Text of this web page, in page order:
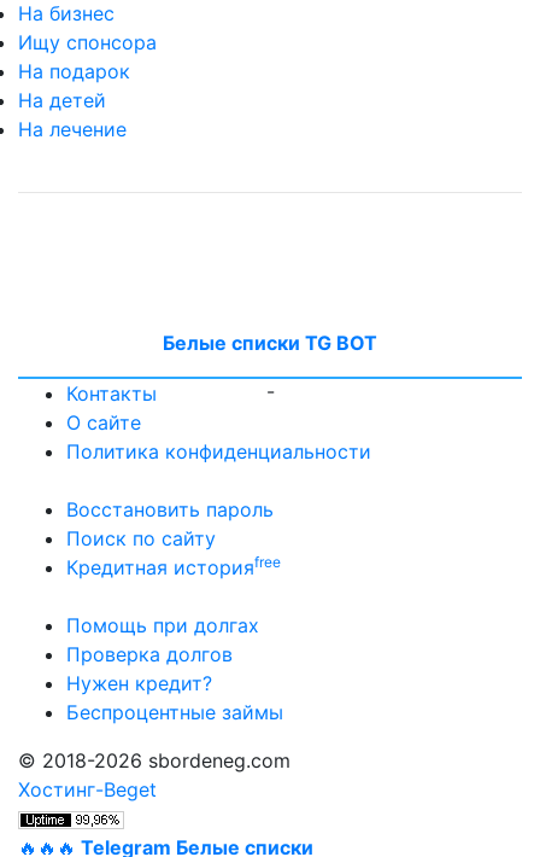
На бизнес
Ищу спонсора
На подарок
На детей
На лечение
Белые списки TG BOT
-
Контакты
О сайте
Политика конфиденциальности
Восстановить пароль
Поиск по сайту
Кредитная историяfree
Помощь при долгах
Проверка долгов
Нужен кредит?
Беспроцентные займы
© 2018-2026 sbordeneg.com
Хостинг-Beget
🔥🔥🔥 Telegram Белые списки